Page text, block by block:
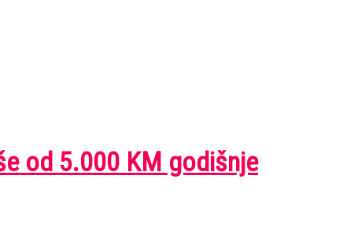
od 5.000 KM godišnje